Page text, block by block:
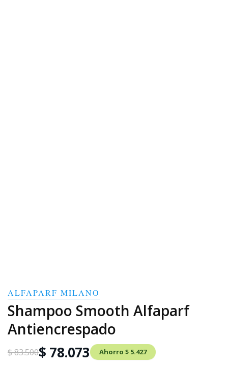
ALFAPARF MILANO
Shampoo Smooth Alfaparf
Antiencrespado
$ 83.500$ 78.073 Ahorro $ 5.427